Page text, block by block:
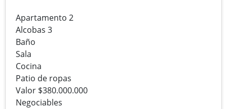
Apartamento 2
Alcobas 3
Baño
Sala
Cocina
Patio de ropas
Valor $380.000.000
Negociables